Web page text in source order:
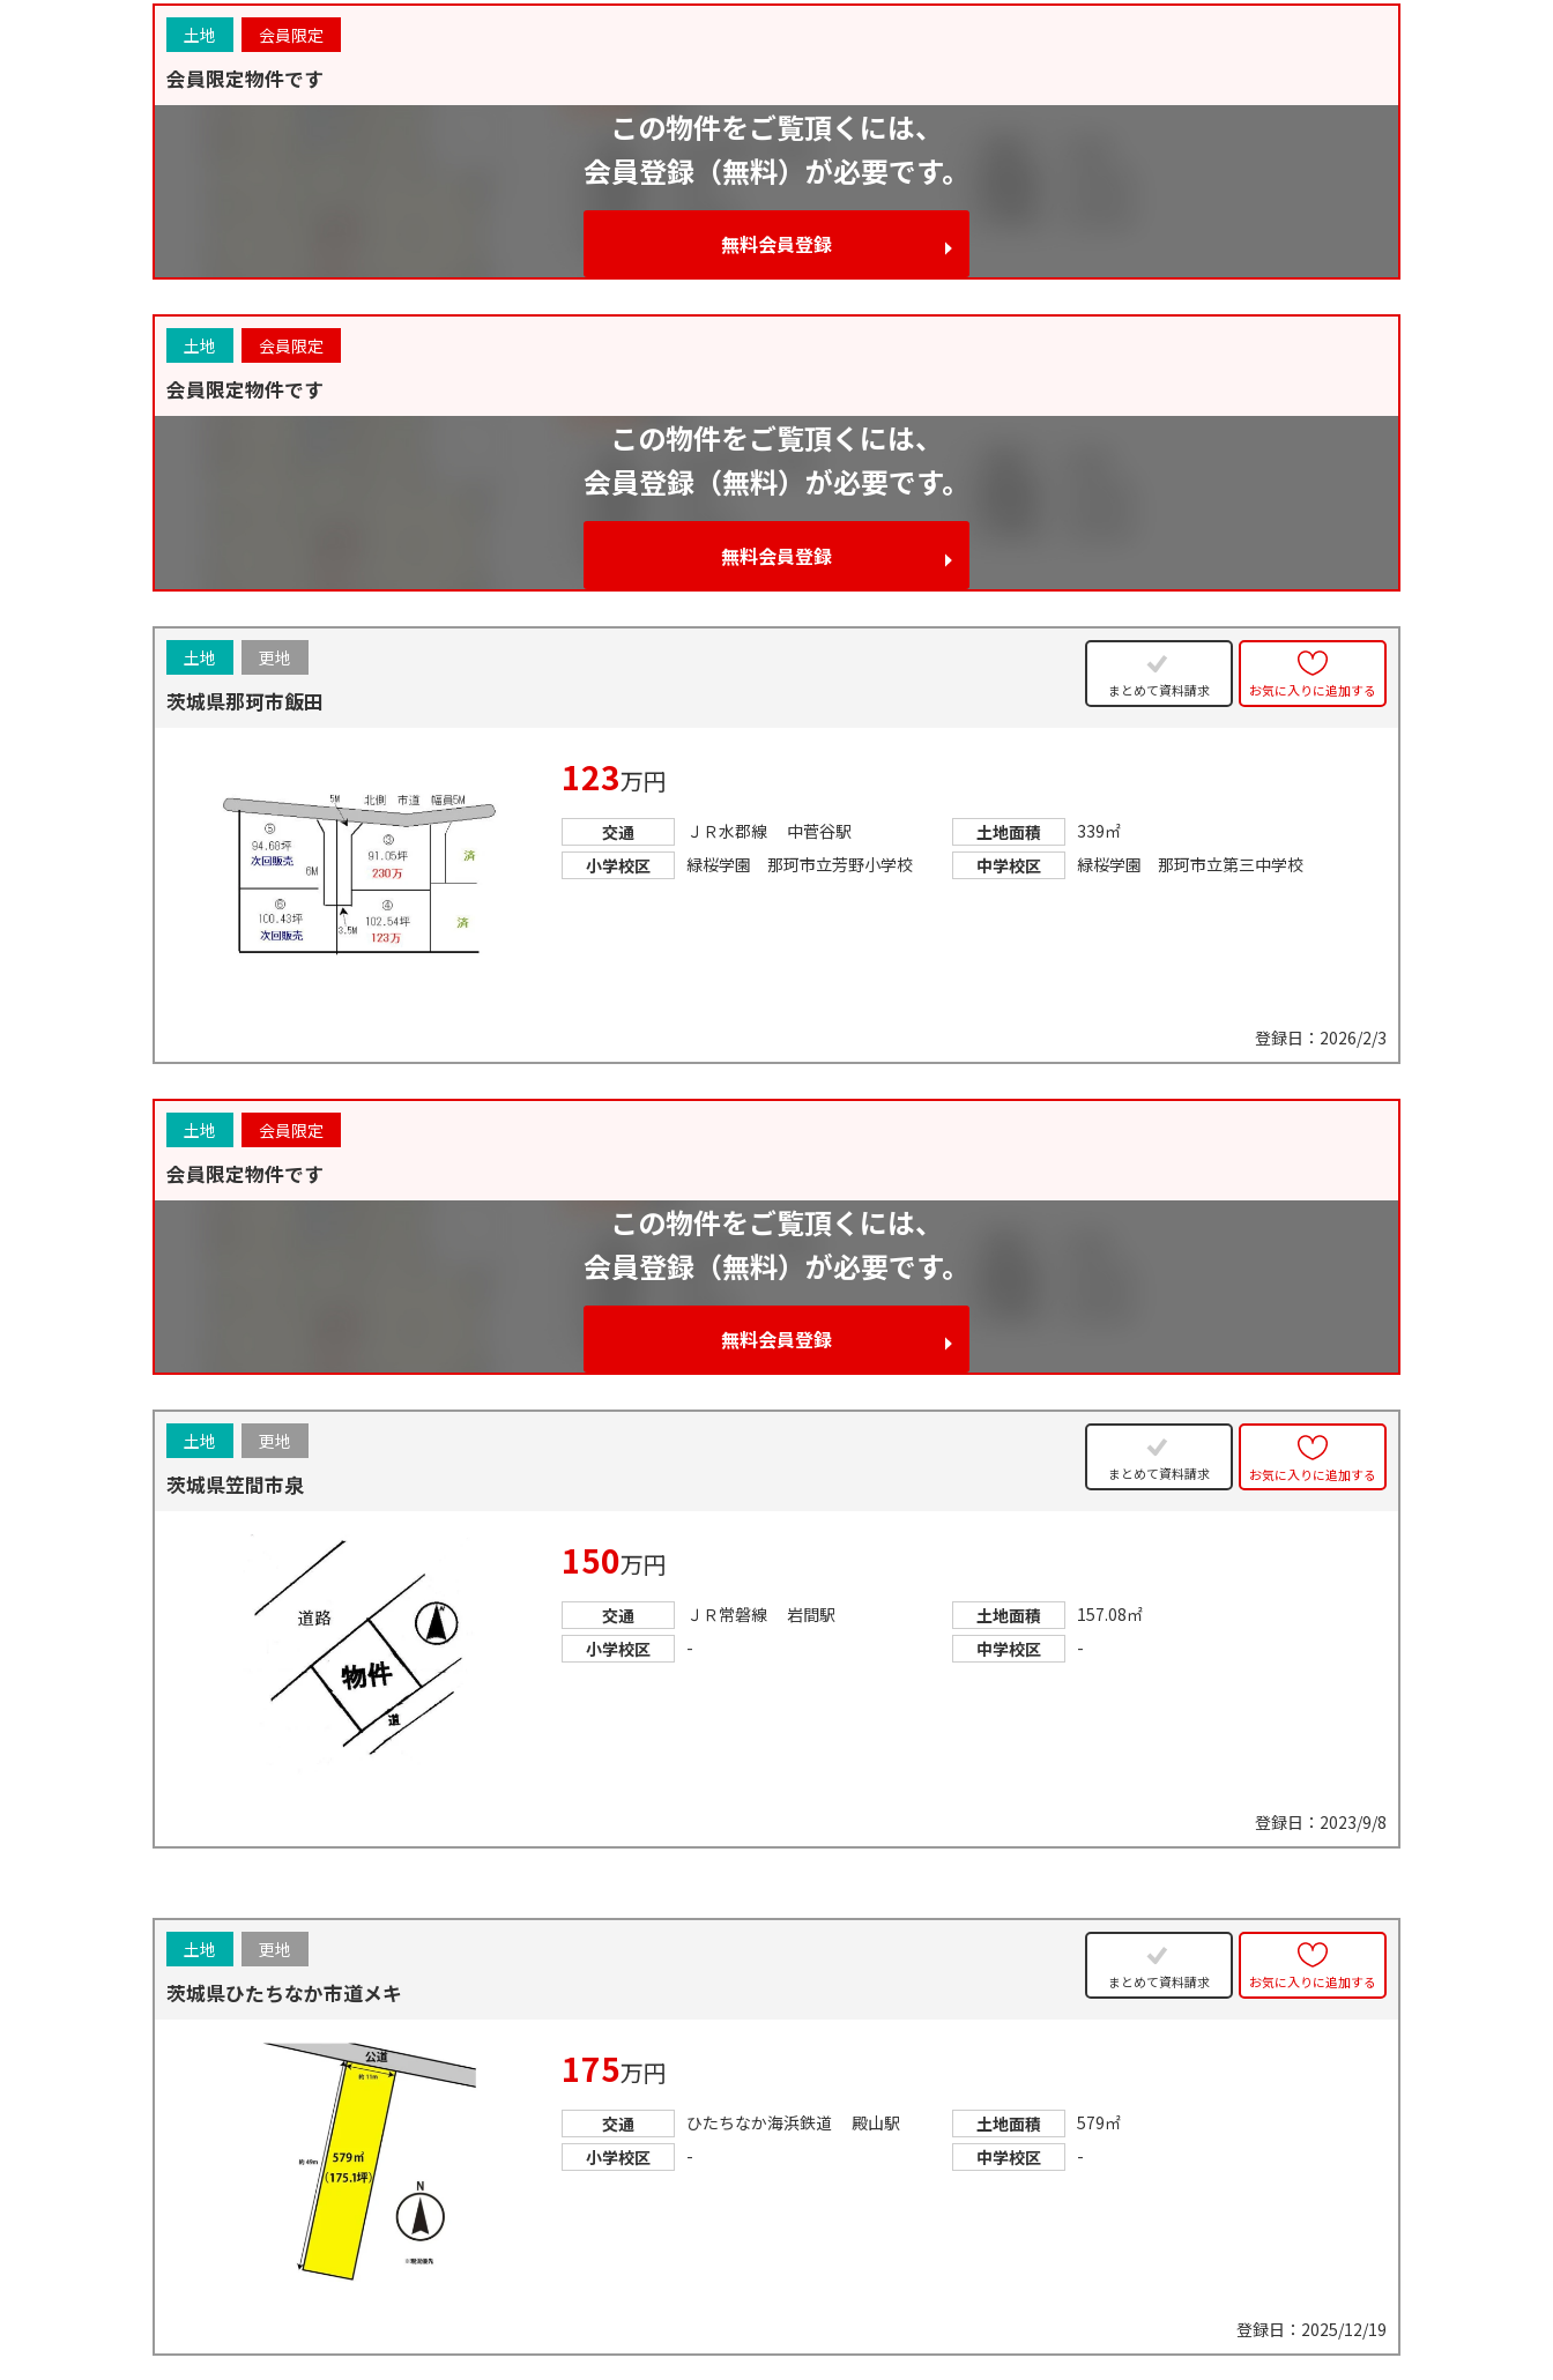
土地 会員限定
会員限定物件です
この物件をご覧頂くには、
会員登録（無料）が必要です。
無料会員登録
土地 会員限定
会員限定物件です
この物件をご覧頂くには、
会員登録（無料）が必要です。
無料会員登録
土地 更地
茨城県那珂市飯田 まとめて資料請求 お気に入りに追加する
123万円
交通 ＪＲ水郡線 中菅谷駅 土地面積
339㎡
小学校区
緑桜学園 那珂市立芳野小学校 中学校区 緑桜学園 那珂市立第三中学校
登録日：2026/2/3
土地 会員限定
会員限定物件です
この物件をご覧頂くには、
会員登録（無料）が必要です。
無料会員登録
土地 更地
茨城県笠間市泉 まとめて資料請求 お気に入りに追加する
150万円
交通 ＪＲ常磐線 岩間駅 土地面積
157.08㎡
小学校区
- 中学校区 -
登録日：2023/9/8
土地 更地
茨城県ひたちなか市道メキ まとめて資料請求 お気に入りに追加する
175万円
交通 ひたちなか海浜鉄道 殿山駅 土地面積
579㎡
小学校区
- 中学校区 -
登録日：2025/12/19